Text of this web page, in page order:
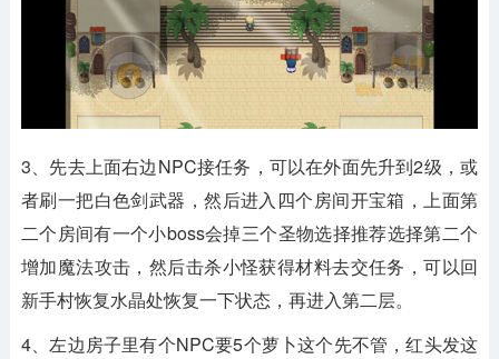
3、先去上面右边NPC接任务，可以在外面先升到2级，或
者刷一把白色剑武器，然后进入四个房间开宝箱，上面第
二个房间有一个小boss会掉三个圣物选择推荐选择第二个
增加魔法攻击，然后击杀小怪获得材料去交任务，可以回
新手村恢复水晶处恢复一下状态，再进入第二层。
4、左边房子里有个NPC要5个萝卜这个先不管，红头发这